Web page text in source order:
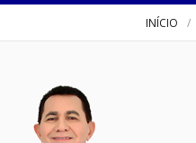
INÍCIO